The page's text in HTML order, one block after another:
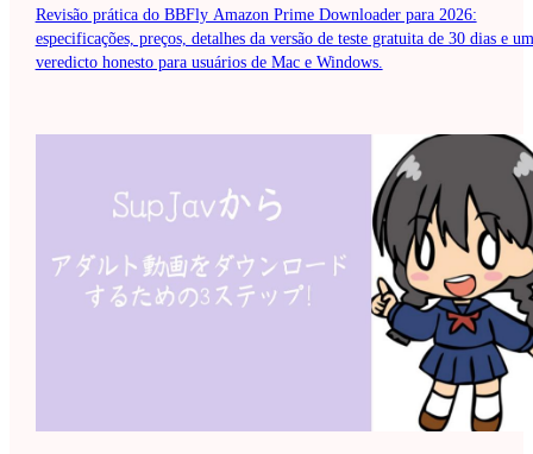
Revisão prática do BBFly Amazon Prime Downloader para 2026:
especificações, preços, detalhes da versão de teste gratuita de 30 dias e um
veredicto honesto para usuários de Mac e Windows.